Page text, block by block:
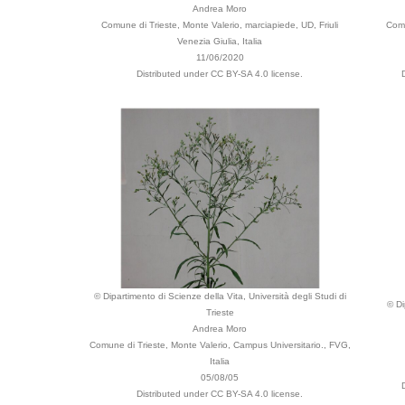
Andrea Moro
Comune di Trieste, Monte Valerio, marciapiede, UD, Friuli
Venezia Giulia, Italia
11/06/2020
Distributed under CC BY-SA 4.0 license.
© Dipartimento di Scienze della Vita, Università degli Studi di
Trieste
Andrea Moro
Comune di Trieste, Monte Valerio, Campus Universitario., FVG,
Italia
05/08/05
Distributed under CC BY-SA 4.0 license.
©